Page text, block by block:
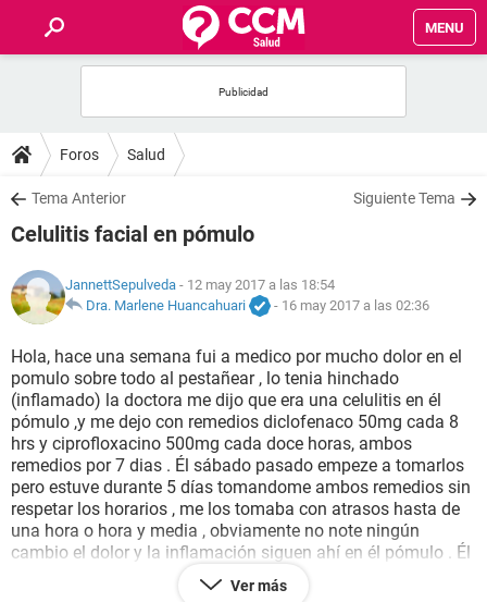
MENU
FOROS
SALUD
NUTRICIÓN
BIENESTAR
SEXUALIDAD
GLOSARIO
Foros Salud
Tema Anterior Siguiente Tema
Celulitis facial en pómulo
JannettSepulveda - 12 may 2017 a las 18:54
Dra. Marlene Huancahuari
- 16 may 2017 a las 02:36
Hola, hace una semana fui a medico por mucho dolor en el
pomulo sobre todo al pestañear , lo tenia hinchado
(inflamado) la doctora me dijo que era una celulitis en él
pómulo ,y me dejo con remedios diclofenaco 50mg cada 8
hrs y ciprofloxacino 500mg cada doce horas, ambos
remedios por 7 dias . Él sábado pasado empeze a tomarlos
pero estuve durante 5 días tomandome ambos remedios sin
respetar los horarios , me los tomaba con atrasos hasta de
una hora o hora y media , obviamente no note ningún
cambio el dolor y la inflamación siguen ahí en él pómulo . Él
día miercoles por la noche decidí partir de nuevo él
tratamiento , llevo dos días tomándome los remedios al pie
Ver más